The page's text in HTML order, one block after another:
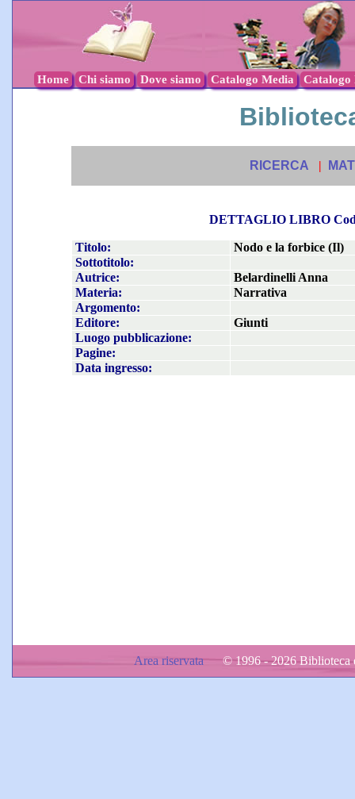
Home Chi siamo Dove siamo Catalogo Media Catalogo
RICERCA |
DETTAGLIO LIBRO
Titolo:
Nodo e la forbice (Il)
Sottotitolo:
Autrice:
Belardinelli Anna
Materia:
Narrativa
Argomento:
Editore:
Giunti
Luogo pubblicazione:
Pagine:
Data ingresso:
Area riservata© 1996 - 2026 Biblioteca